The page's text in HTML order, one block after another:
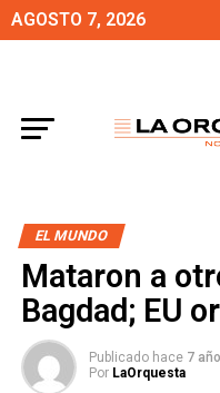
AGOSTO 7, 2026
EL MUNDO
Mataron a
Bagdad; EU
Publicado hace 7
Por LaOrquesta